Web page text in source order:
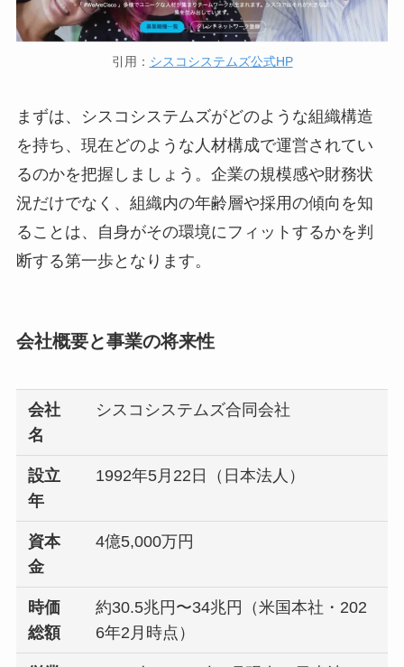
引用： シスコシステムズ公式HP
まずは、シスコシステムズがどのような組織構造
を持ち、現在どのような人材構成で運営されてい
るのかを把握しましょう。企業の規模感や財務状
況だけでなく、組織内の年齢層や採用の傾向を知
ることは、自身がその環境にフィットするかを判
断する第一歩となります。
会社概要と事業の将来性
会社
名
シスコシステムズ合同会社
設立
年
1992年5月22日（日本法人）
資本
金
4億5,000万円
時価
総額
約30.5兆円〜34兆円（米国本社・202
6年2月時点）